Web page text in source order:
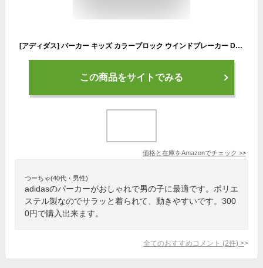
[アディダス] パーカー キッズ カラーブロック ウインドブレーカー DK322 カーボン/ブラック/ミディアムグレーヘザー ソリッドグレー(HF1821) J150
この商品をサイトでみる
価格と在庫をAmazonでチェック >>
つーちゃ(40代・男性)
adidasのパーカーがおしゃれで男の子に最適です。ポリエ
ステル製なのでサラッと着られて、動きやすいです。300
0円で購入出来ます。
全てのおすすめコメント (2件) >